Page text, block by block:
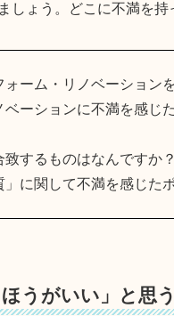
しょう。どこに不満を持
ォーム・リノベーション
ベーションに不満を感
致するものはなんですか？
」に関して不満を感じた
うがいい」と思